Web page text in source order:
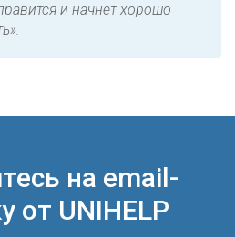
и начнет хорошо
на email-
от UNIHELP